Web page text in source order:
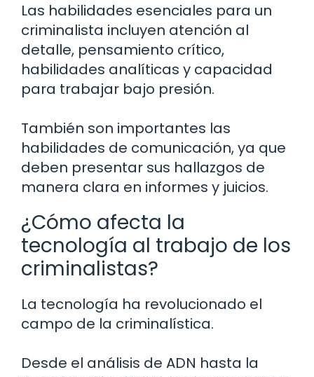
Las habilidades esenciales para un
criminalista incluyen atención al
detalle, pensamiento crítico,
habilidades analíticas y capacidad
para trabajar bajo presión.
También son importantes las
habilidades de comunicación, ya que
deben presentar sus hallazgos de
manera clara en informes y juicios.
¿Cómo afecta la
tecnología al trabajo de los
criminalistas?
La tecnología ha revolucionado el
campo de la criminalística.
Desde el análisis de ADN hasta la